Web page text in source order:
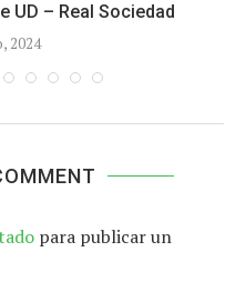
UD – Real Sociedad
2024
para publicar un